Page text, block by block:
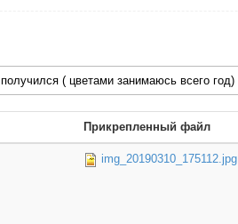
( цветами занимаюсь всего год)
Прикрепленный файл
img_20190310_175112.jpg